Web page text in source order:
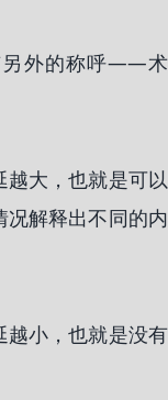
另外的称呼——术
大，也就是可以
解释出不同的内
越小，也就是没有